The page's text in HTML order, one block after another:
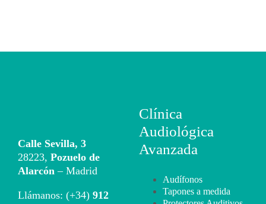
Calle Sevilla, 3
28223, Pozuelo de
Alarcón – Madrid
Llámanos: (+34) 912
Clínica
Audiológica
Avanzada
Audífonos
Tapones a medida